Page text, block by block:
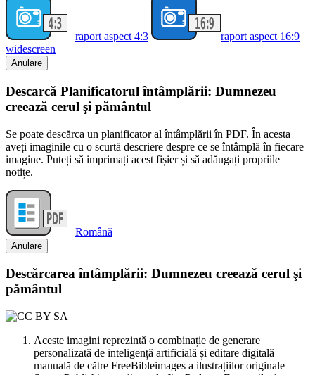
raport aspect 4:3
raport aspect 16:9
widescreen
Anulare
Descarcă Planificatorul întâmplării: Dumnezeu
creează cerul şi pământul
Se poate descărca un planificator al întâmplării în PDF. În acesta
aveți imaginile cu o scurtă descriere despre ce se întâmplă în fiecare
imagine. Puteți să imprimați acest fișier și să adăugați propriile
notițe.
Română
Anulare
Descărcarea întâmplării: Dumnezeu creează cerul şi
pământul
Aceste imagini reprezintă o combinație de generare
personalizată de inteligență artificială și editare digitală
manuală de către FreeBibleimages a ilustrațiilor originale